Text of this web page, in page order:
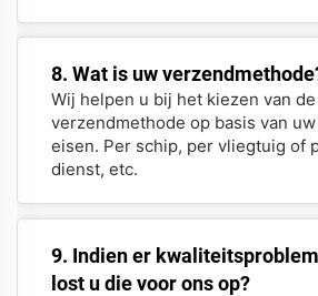
8. Wat is uw
Wij helpen u bij het kiezen van
verzendmethode op basis van
eisen. Per schip, per vliegtuig of
dienst, etc.
9. Indien er
lost u die voor ons op?